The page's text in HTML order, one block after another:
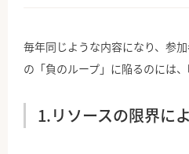
毎年同じような内容になり、参
の「負のループ」に陥るのには、
1.リソースの限界に